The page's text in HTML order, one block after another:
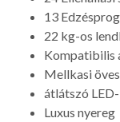
13
22 kg-os
Kompatibilis
Mellkasi
átlátszó
Luxus nyereg